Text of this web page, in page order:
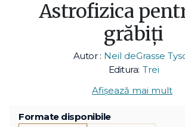
Astrofizica
grăbiți
Autor : Neil deGrasse
Editura: Trei
Afișează mai mult
Formate disponibile